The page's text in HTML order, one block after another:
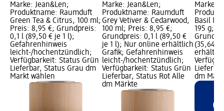
Marke: Jean&Len;
Produktname: Raumduft
Green Tea & Citrus, 100 ml;
Preis: 8,95 €; Grundpreis:
0,1 l (89,50 € je 1 l);
Gefahrenhinweis
leicht-/hochentzündlich;
Verfügbarkeit: Status Grün
Lieferbar, Status Grau dm
Markt wählen
Marke: Jean&Len;
Produktname: Raumduft
Grey Vetiver & Cedarwood,
100 ml; Preis: 8,95 €;
Grundpreis: 0,1 l (89,50 €
je 1 l); Nur online erhältlich
Grafik; Gefahrenhinweis
leicht-/hochentzündlich;
Verfügbarkeit: Status Grün
Lieferbar, Status Rot Alle
dm Märkte
Marke:
Basil
195 g;
(35,64 €
dm